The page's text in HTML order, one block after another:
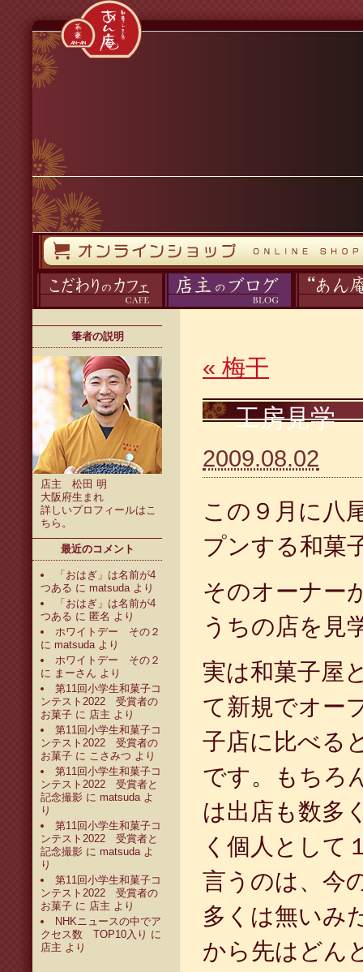
筆者の説明
店主 松田 明
大阪府生まれ
詳しいプロフィールはこ
ちら 。
最近のコメント
「おはぎ」は名前が4
つある に matsudaより
「おはぎ」は名前が4
つある に 匿名 より
ホワイトデー その２
に matsudaより
ホワイトデー その２
に まーさん より
第11回小学生和菓子コ
ンテスト2022 受賞者の
お菓子 に 店主 より
第11回小学生和菓子コ
ンテスト2022 受賞者の
お菓子 に こさみつ より
第11回小学生和菓子コ
ンテスト2022 受賞者と
記念撮影 に matsudaよ
り
第11回小学生和菓子コ
ンテスト2022 受賞者と
記念撮影 に matsudaよ
り
第11回小学生和菓子コ
ンテスト2022 受賞者の
お菓子 に 店主 より
NHKニュースの中でア
クセス数 TOP10入り に
店主 より
« 梅干
工房見学
2009.08.02
この９月に八
プンする和菓
そのオーナー
うちの店を見
実は和菓子屋
て新規でオー
子店に比べる
です。もちろ
は出店も数多
く個人として
言うのは、今
多くは無いみ
から先はどん